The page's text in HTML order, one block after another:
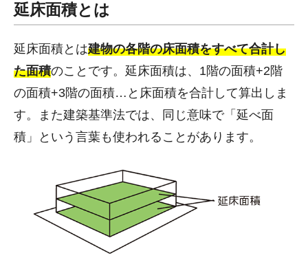
延床面積とは
延床面積とは建物の各階の床面積をすべて合計し
た面積のことです。延床面積は、1階の面積+2階
の面積+3階の面積…と床面積を合計して算出しま
す。また建築基準法では、同じ意味で「延べ面
積」という言葉も使われることがあります。